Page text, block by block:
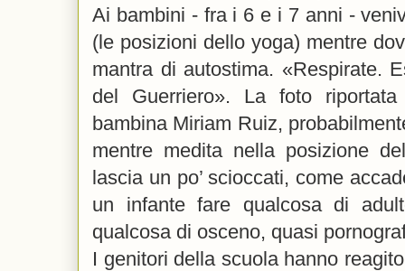
Ai bambini - fra i 6 e i 7 anni -
(le posizioni dello yoga) mentre
mantra di autostima. «Respirate.
del Guerriero». La foto
bambina Miriam Ruiz,
mentre medita nella posizione
lascia un po’ scioccati, come
un infante fare qualcosa di
qualcosa di osceno, quasi
I genitori della scuola hanno